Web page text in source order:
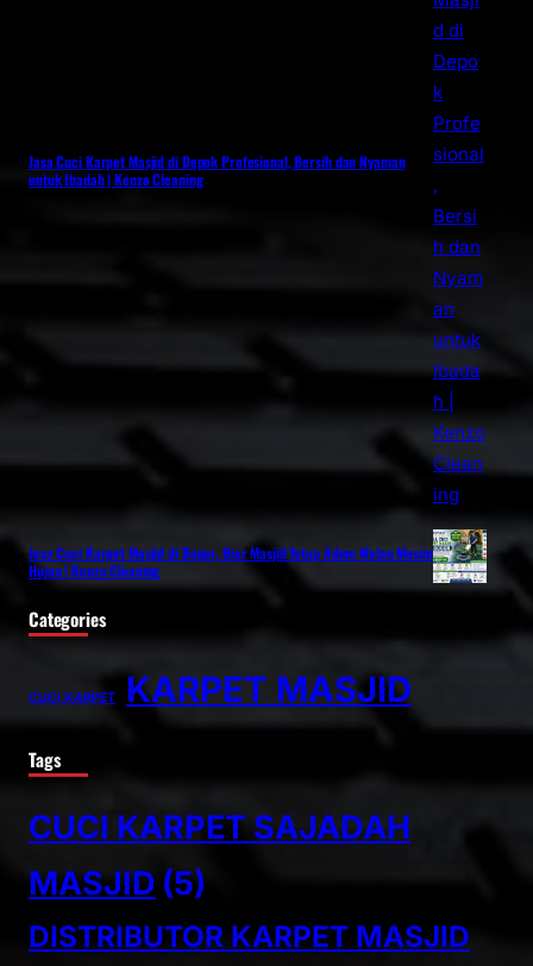
Jasa Cuci Karpet Masjid di Depok Profesional, Bersih dan Nyaman
untuk Ibadah | Kenzo Cleaning
Jasa Cuci Karpet Masjid di Bogor, Biar Masjid Tetap Adem Walau Musim
Hujan | Kenzo Cleaning
Categories
CUCI KARPET KARPET MASJID
Tags
CUCI KARPET SAJADAH
MASJID (5)
DISTRIBUTOR KARPET MASJID